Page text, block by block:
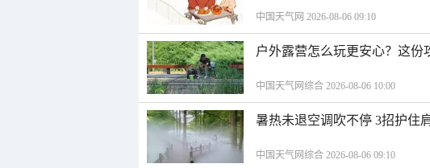
中国天气网 2026-08-06 09:10
户外露营怎么玩更安心？这份
中国天气网综合 2026-08-06 10:00
暑热未退空调吹不停 3招护住
中国天气网综合 2026-08-06 09:10